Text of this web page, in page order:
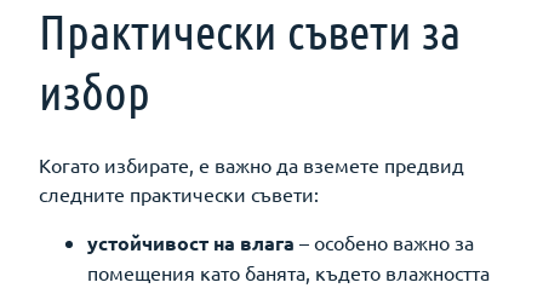
Практически съвети за
избор
Когато избирате, е важно да вземете предвид
следните практически съвети:
устойчивост на влага – особено важно за
помещения като банята, където влажността